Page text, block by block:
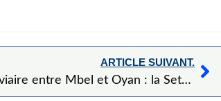
ARTICLE SUIVANT.
Incident ferroviaire entre Mbel et Oyan : la Setrag rassure et réaffirme son engagement pour la sécurité